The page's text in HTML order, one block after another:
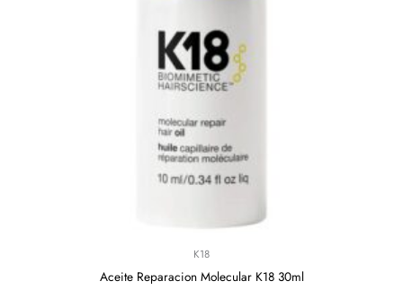
K18
Aceite Reparacion Molecular K18 30ml